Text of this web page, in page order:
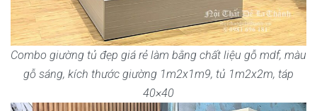
Combo giường tủ đẹp giá rẻ làm bằng chất liệu gỗ mdf, màu
gỗ sáng, kích thước giường 1m2x1m9, tủ 1m2x2m, táp
40×40